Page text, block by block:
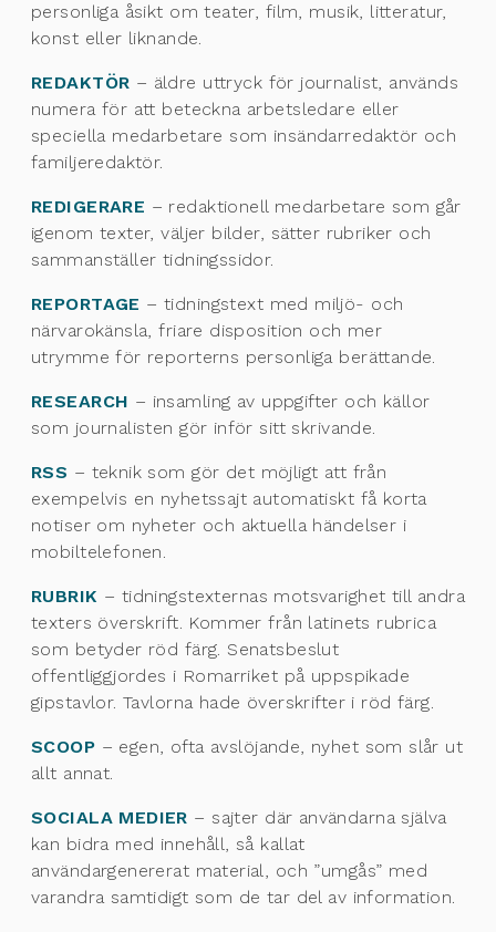
personliga åsikt om teater, film, musik, litteratur,
konst eller liknande.
REDAKTÖR – äldre uttryck för journalist, används
numera för att beteckna arbetsledare eller
speciella medarbetare som insändarredaktör och
familjeredaktör.
REDIGERARE – redaktionell medarbetare som går
igenom texter, väljer bilder, sätter rubriker och
sammanställer tidningssidor.
REPORTAGE – tidningstext med miljö- och
närvarokänsla, friare disposition och mer
utrymme för reporterns personliga berättande.
RESEARCH – insamling av uppgifter och källor
som journalisten gör inför sitt skrivande.
RSS – teknik som gör det möjligt att från
exempelvis en nyhetssajt automatiskt få korta
notiser om nyheter och aktuella händelser i
mobiltelefonen.
RUBRIK – tidningstexternas motsvarighet till andra
texters överskrift. Kommer från latinets rubrica
som betyder röd färg. Senatsbeslut
offentliggjordes i Romarriket på uppspikade
gipstavlor. Tavlorna hade överskrifter i röd färg.
SCOOP – egen, ofta avslöjande, nyhet som slår ut
allt annat.
SOCIALA MEDIER – sajter där användarna själva
kan bidra med innehåll, så kallat
användargenererat material, och ”umgås” med
varandra samtidigt som de tar del av information.